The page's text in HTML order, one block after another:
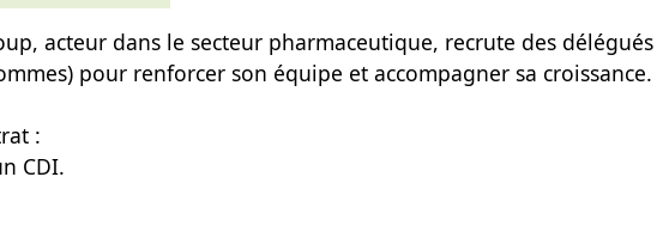
acteur dans le secteur pharmaceutique, recrute des délégués
pour renforcer son équipe et accompagner sa croissance.
:
CDI.